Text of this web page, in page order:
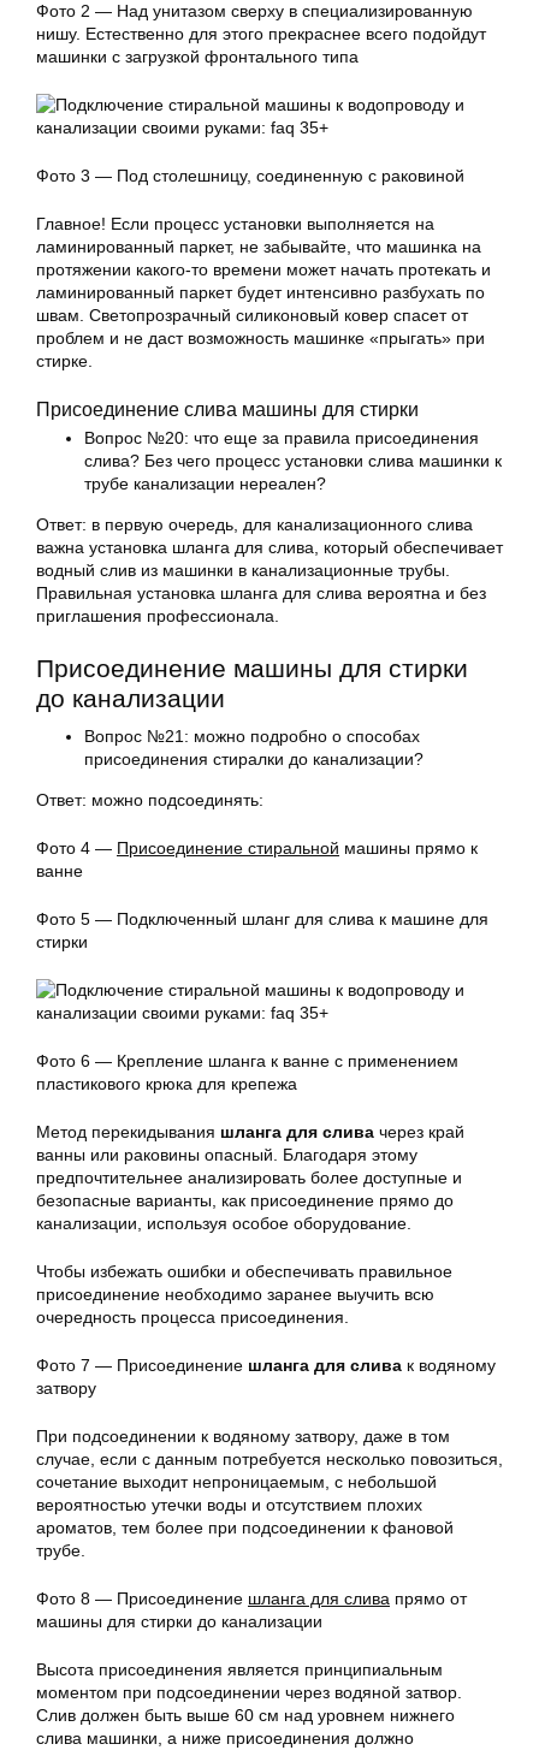
Фото 2 — Над унитазом сверху в специализированную
нишу. Естественно для этого прекраснее всего подойдут
машинки с загрузкой фронтального типа
Фото 3 — Под столешницу, соединенную с раковиной
Главное! Если процесс установки выполняется на
ламинированный паркет, не забывайте, что машинка на
протяжении какого-то времени может начать протекать и
ламинированный паркет будет интенсивно разбухать по
швам. Светопрозрачный силиконовый ковер спасет от
проблем и не даст возможность машинке «прыгать» при
стирке.
Присоединение слива машины для стирки
Вопрос №20: что еще за правила присоединения
слива? Без чего процесс установки слива машинки к
трубе канализации нереален?
Ответ: в первую очередь, для канализационного слива
важна установка шланга для слива , который обеспечивает
водный слив из машинки в канализационные трубы.
Правильная установка шланга для слива вероятна и без
приглашения профессионала.
Присоединение машины для стирки
до канализации
Вопрос №21: можно подробно о способах
присоединения стиралки до канализации?
Ответ: можно подсоединять:
Фото 4 — Присоединение стиральной машины прямо к
ванне
Фото 5 — Подключенный шланг для слива к машине для
стирки
Фото 6 — Крепление шланга к ванне с применением
пластикового крюка для крепежа
Метод перекидывания шланга для слива через край
ванны или раковины опасный. Благодаря этому
предпочтительнее анализировать более доступные и
безопасные варианты, как присоединение прямо до
канализации, используя особое оборудование.
Чтобы избежать ошибки и обеспечивать правильное
присоединение необходимо заранее выучить всю
очередность процесса присоединения.
Фото 7 — Присоединение шланга для слива к водяному
затвору
При подсоединении к водяному затвору, даже в том
случае, если с данным потребуется несколько повозиться,
сочетание выходит непроницаемым, с небольшой
вероятностью утечки воды и отсутствием плохих
ароматов, тем более при подсоединении к фановой
трубе.
Фото 8 — Присоединение шланга для слива прямо от
машины для стирки до канализации
Высота присоединения является принципиальным
моментом при подсоединении через водяной затвор.
Слив должен быть выше 60 см над уровнем нижнего
слива машинки, а ниже присоединения должно